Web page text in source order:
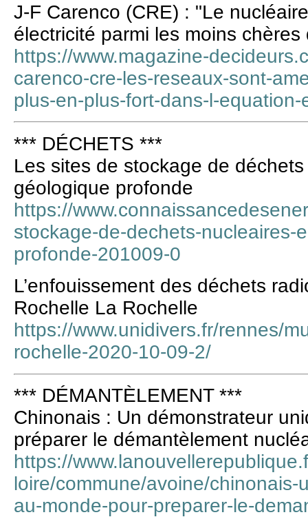
J-F Carenco (CRE) : "Le
électricité parmi les moins chères
https://www.magazine-
carenco-cre-les-reseaux-sont-
plus-en-plus-fort-dans-l-
*** DÉCHETS ***
Les sites de stockage de
géologique profonde
https://
stockage-de-dechets-nucleaires-
profonde-201009-0
L’enfouissement des déchets
Rochelle La Rochelle
https://www.unidivers.fr/rennes/
rochelle-2020-10-09-2/
*** DÉMANTÈLEMENT ***
Chinonais : Un démonstrateur
préparer le démantèlement
https://
loire/commune/avoine/
au-monde-pour-preparer-le-